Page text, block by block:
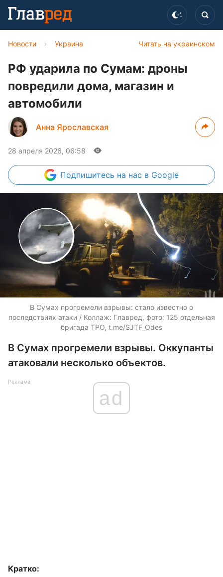
Читать на украинском
Новости › Украина
РФ ударила по Сумам: дроны
повредили дома, магазин и
автомобили
Анна Ярославская
28 апреля 2026, 06:58
Подпишитесь на нас в Google
В Сумах прогремели взрывы: стало известно о
последствиях атаки / Коллаж: Главред, фото: 125 отдельная
бригада ТРО, t.me/SJTF_Odes
В Сумах прогремели взрывы. Оккупанты
атаковали несколько объектов.
Реклама
ad
Кратко: